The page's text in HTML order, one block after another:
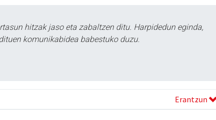
hitzak jaso eta zabaltzen ditu. Harpidedun eginda,
komunikabidea babestuko duzu.
Erantzun